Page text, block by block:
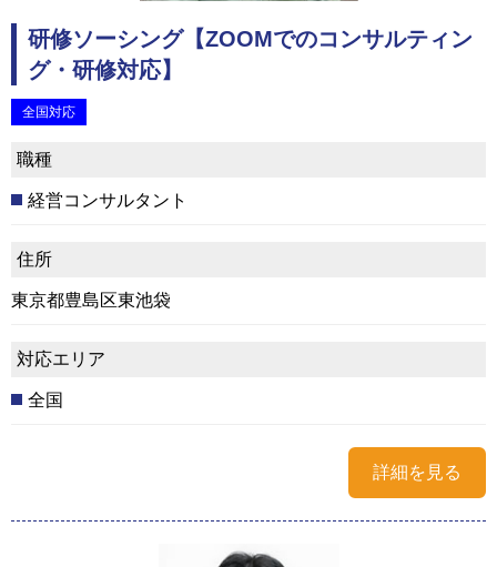
研修ソーシング【ZOOMでのコンサルティン
グ・研修対応】
全国対応
職種
経営コンサルタント
住所
東京都豊島区東池袋
対応エリア
全国
詳細を見る